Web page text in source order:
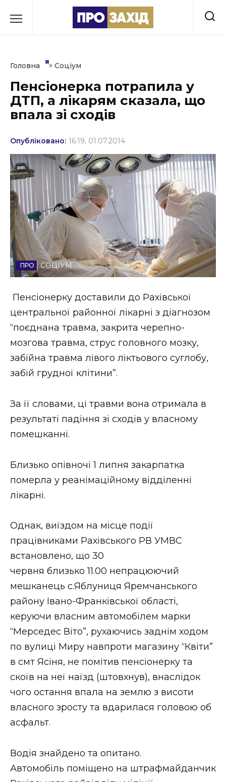
до
Культура
Освіта
Події
Політика
Соціум
Спорт
Стиль життя
Втрачений Ужгород
ЗАКАРПАТСЬКІ НОВИНИ
НОВИНИ ЗАХІДНОЇ УКРАЇНИ
ФОТО
Головна » Соціум
Пенсіонерка потрапила у
ДТП, а лікарям сказала, що
впала зі сходів
Опубліковано: 16:19, 01.07.2014
СОЦІУМ
Пенсіонерку доставили до Рахівської
центральної районної лікарні з діагнозом
“поєднана травма, закрита черепно-
мозгова травма, струс головного мозку,
забійна травма лівого ліктьового суглобу,
забій грудної клітини”.
За її словами, ці травми вона отримала в
результаті падіння зі сходів у власному
помешканні.
Близько опівночі 1 липня закарпатка
померла у реанімаційному відділенні
лікарні.
Однак, виїздом на місце події
працівниками Рахівського РВ УМВС
встановлено, що 30
червня близько 11.00 непрацюючий
мешканець с.Яблуниця Яремчанського
району Івано-Франківської області,
керуючи власним автомобілем марки
“Мерседес Віто”, рухаючись заднім ходом
по вулиці Миру навпроти магазину “Квіти”
в смт Ясіня, не помітив пенсіонерку та
скоїв на неї наїзд (штовхнув), внаслідок
чого остання впала на землю з висоти
власного зросту та вдарилася головою об
асфальт.
Водія знайдено та опитано.
Автомобіль поміщено на штрафмайданчик